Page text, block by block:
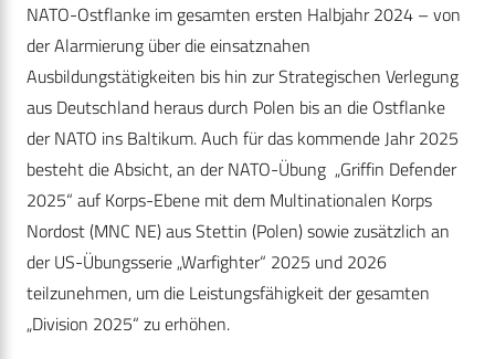
NATO-Ostflanke im gesamten ersten Halbjahr 2024 – von
der Alarmierung über die einsatznahen
Ausbildungstätigkeiten bis hin zur Strategischen Verlegung
aus Deutschland heraus durch Polen bis an die Ostflanke
der NATO ins Baltikum. Auch für das kommende Jahr 2025
besteht die Absicht, an der NATO-Übung „Griffin Defender
2025“ auf Korps-Ebene mit dem Multinationalen Korps
Nordost (MNC NE) aus Stettin (Polen) sowie zusätzlich an
der US-Übungsserie „Warfighter“ 2025 und 2026
teilzunehmen, um die Leistungsfähigkeit der gesamten
„Division 2025“ zu erhöhen.